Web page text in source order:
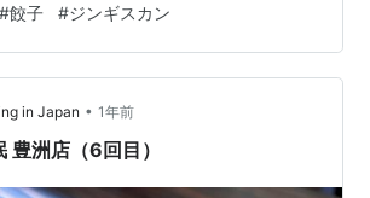
きそばも追加オーダー。 ハイボールで
・至福の一時です。 おなか、いっぱ
でした！ 四条河原町をテクテク歩いて
す。 明日も京都の町を楽しもうと思い
#餃子 #ジンギスカン
in Japan • 1年前
豊洲店（6回目）